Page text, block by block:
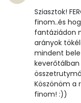
C vitamin:
D vitamin:
K vitamin:
Tiamin - B1
Riboflavin -
Sziasztok!
finom..és
fantáziádon
arányok
mindent
Köszönöm a
finom! :))